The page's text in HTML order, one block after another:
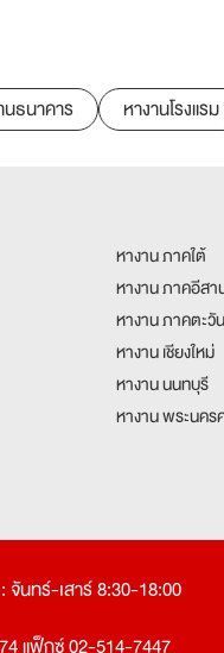
นธนาคาร หางานโรงแรม
หางาน ภาคใต้
หางาน ภาคอีสา
หางาน ภาคตะวั
หางาน เชียงใหม่
หางาน นนทบุรี
หางาน พระนค
จันทร์-เสาร์ 8:30-18:00